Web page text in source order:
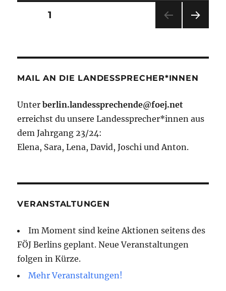
Seitennummerierung
Beiträge
SEITE1
E
MAIL AN DIE LANDESSPRECHER*INNEN
Unterberlin.landessprechende@foej.net
erreichst du unsere Landessprecher*innen aus
dem Jahrgang 23/24:
Elena, Sara, Lena, David, Joschi und Anton.
VERANSTALTUNGEN
Im Moment sind keine Aktionen seitens des
FÖJ Berlins geplant. Neue Veranstaltungen
folgen in Kürze.
Mehr Veranstaltungen!